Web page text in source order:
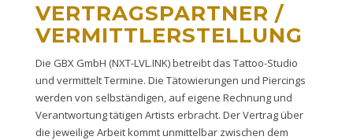
VERTRAGSPARTNER /
VERMITTLERSTELLUNG
Die GBX GmbH (NXT-LVL.INK) betreibt das Tattoo-Studio
und vermittelt Termine. Die Tätowierungen und Piercings
werden von selbständigen, auf eigene Rechnung und
Verantwortung tätigen Artists erbracht. Der Vertrag über
die jeweilige Arbeit kommt unmittelbar zwischen dem